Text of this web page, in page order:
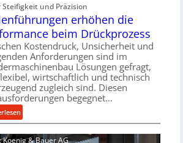
e
n
t
p
a
n
n
t
s
i
c
a
u
-
B
e
s
t
e
l
l
n
l
l
b
o
u
t
A
u
t
o
m
Steifigkeit und Präzision
erhöhen die
beim Drückprozess
Kostendruck, Unsicherheit und
Anforderungen sind im
Lösungen gefragt,
wirtschaftlich und technisch
zugleich sind. Diesen
begegnet…
:
R
o
Koenig & Bauer AG